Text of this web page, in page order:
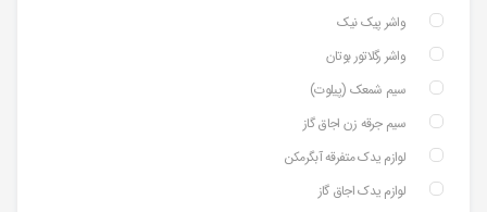
واشر پیک نیک
واشر رگلاتور بوتان
سیم شمعک (پیلوت)
سیم جرقه زن اجاق گاز
لوازم یدک متفرقه آبگرمکن
لوازم یدک اجاق گاز